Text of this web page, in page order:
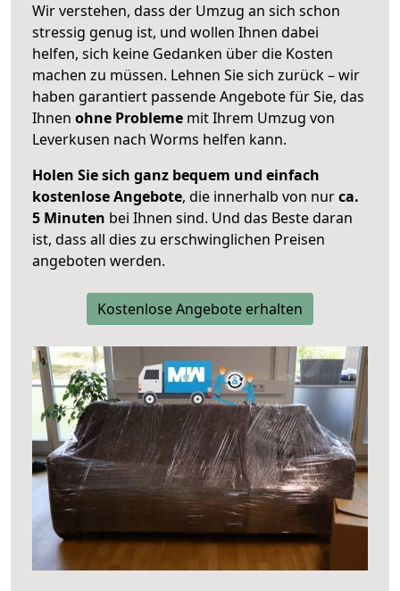
Wir verstehen, dass der Umzug an sich schon
stressig genug ist, und wollen Ihnen dabei
helfen, sich keine Gedanken über die Kosten
machen zu müssen. Lehnen Sie sich zurück – wir
haben garantiert passende Angebote für Sie, das
Ihnen ohne Probleme mit Ihrem Umzug von
Leverkusen nach Worms helfen kann.
Holen Sie sich ganz bequem und einfach
kostenlose Angebote, die innerhalb von nurca.
5 Minuten bei Ihnen sind. Und das Beste daran
ist, dass all dies zu erschwinglichen Preisen
angeboten werden.
Kostenlose Angebote erhalten